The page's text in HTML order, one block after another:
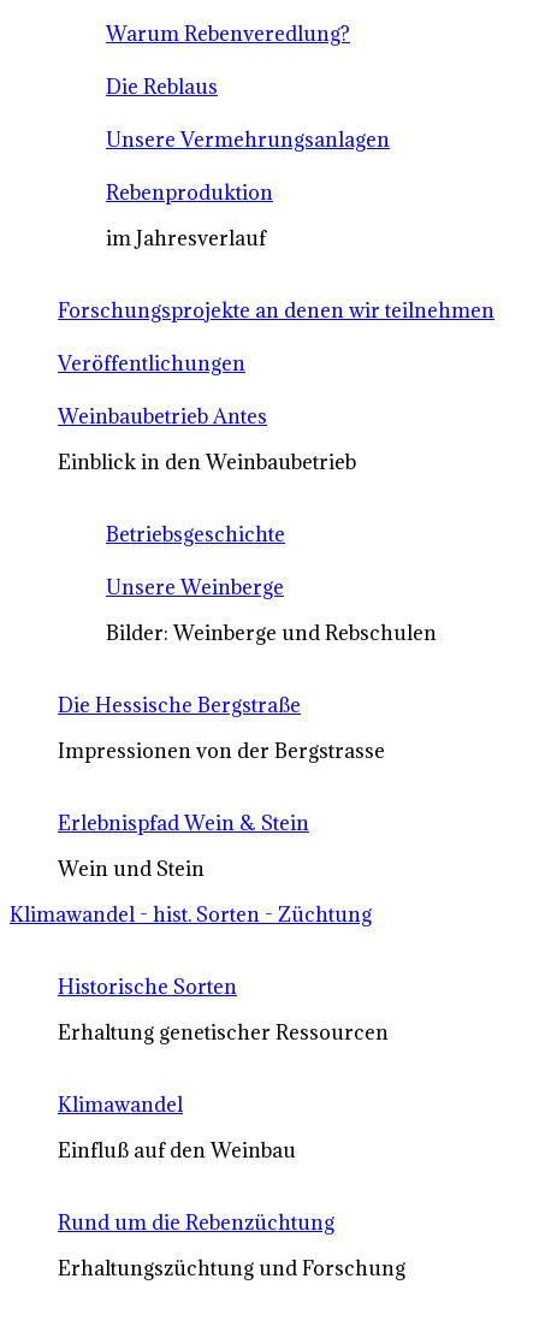
Warum Rebenveredlung?
Die Reblaus
Unsere Vermehrungsanlagen
Rebenproduktion
im Jahresverlauf
Forschungsprojekte an denen wir teilnehmen
Veröffentlichungen
Weinbaubetrieb Antes
Einblick in den Weinbaubetrieb
Betriebsgeschichte
Unsere Weinberge
Bilder: Weinberge und Rebschulen
Die Hessische Bergstraße
Impressionen von der Bergstrasse
Erlebnispfad Wein & Stein
Wein und Stein
Klimawandel - hist. Sorten - Züchtung
Historische Sorten
Erhaltung genetischer Ressourcen
Klimawandel
Einfluß auf den Weinbau
Rund um die Rebenzüchtung
Erhaltungszüchtung und Forschung